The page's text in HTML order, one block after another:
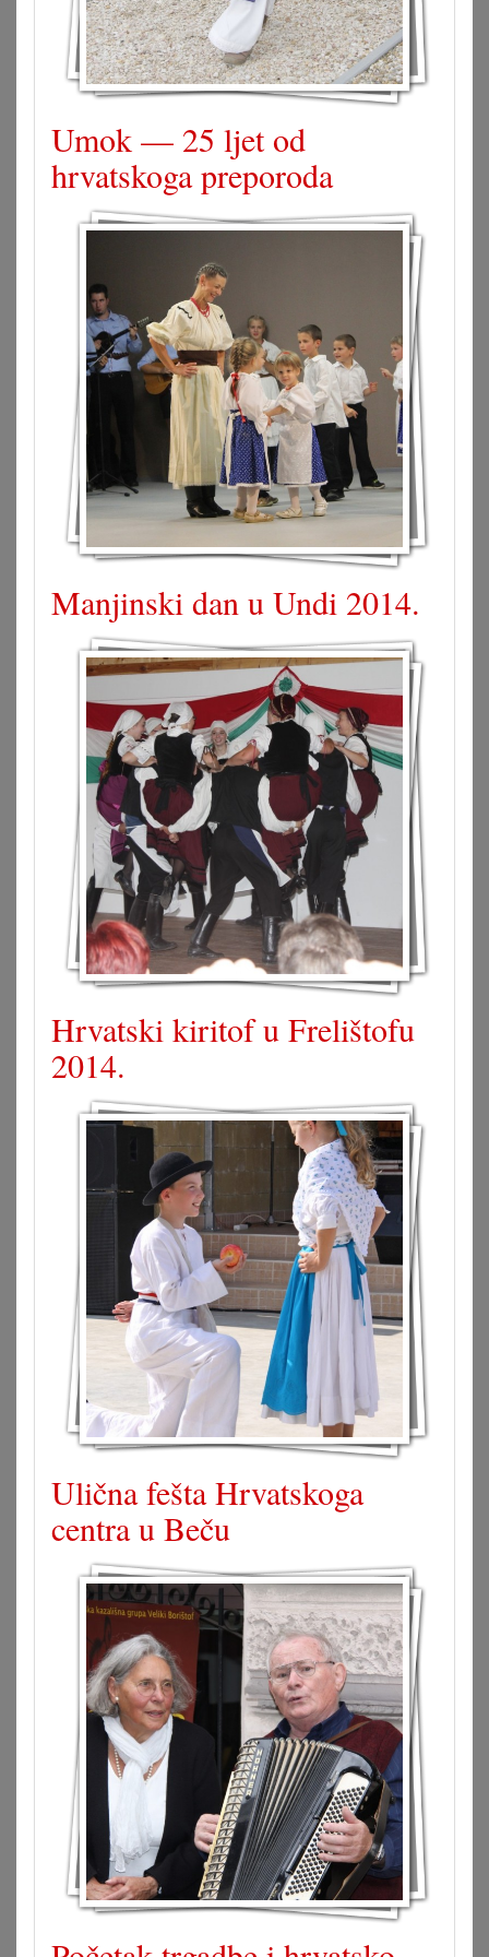
Umok — 25 ljet od
hrvatskoga preporoda
Manjinski dan u Undi 2014.
Hrvatski kiritof u Frelištofu
2014.
Ulična fešta Hrvatskoga
centra u Beču